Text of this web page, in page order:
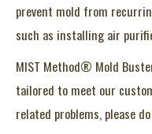
prevent mold from
such as installing air
MIST Method® Mold
tailored to meet our
related problems, please